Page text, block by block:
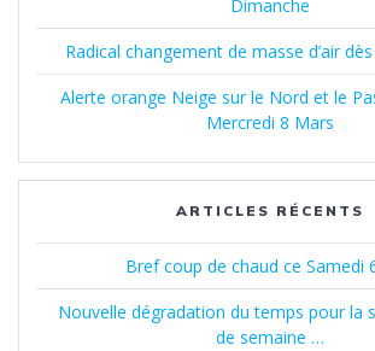
Dimanche
Radical changement de masse d’air
Alerte orange Neige sur le Nord et le
Mercredi 8 Mars
ARTICLES RÉCENTS
Bref coup de chaud ce Samedi
Nouvelle dégradation du temps pour la
de semaine …